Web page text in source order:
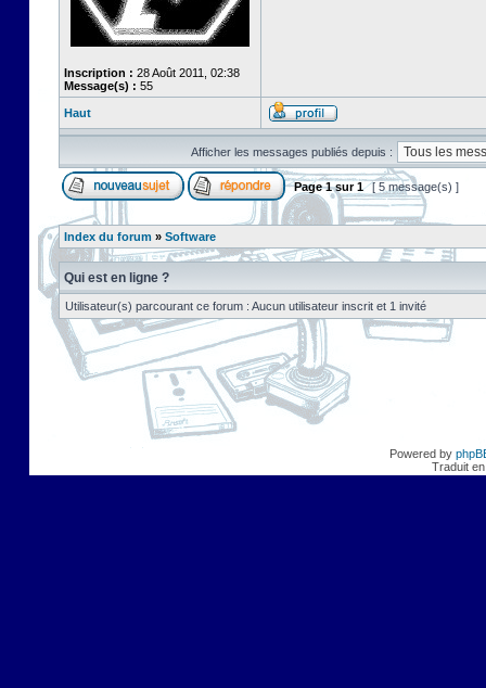
Inscription : 28 Août 2011, 02:38
Message(s) : 55
Haut
Afficher les messages publiés depuis :
Page1sur1 [ 5 message(s) ]
Index du forum » Software
Qui est en ligne ?
Utilisateur(s) parcourant ce forum : Aucun utilisateur inscrit et 1 invité
Powered by
Traduit